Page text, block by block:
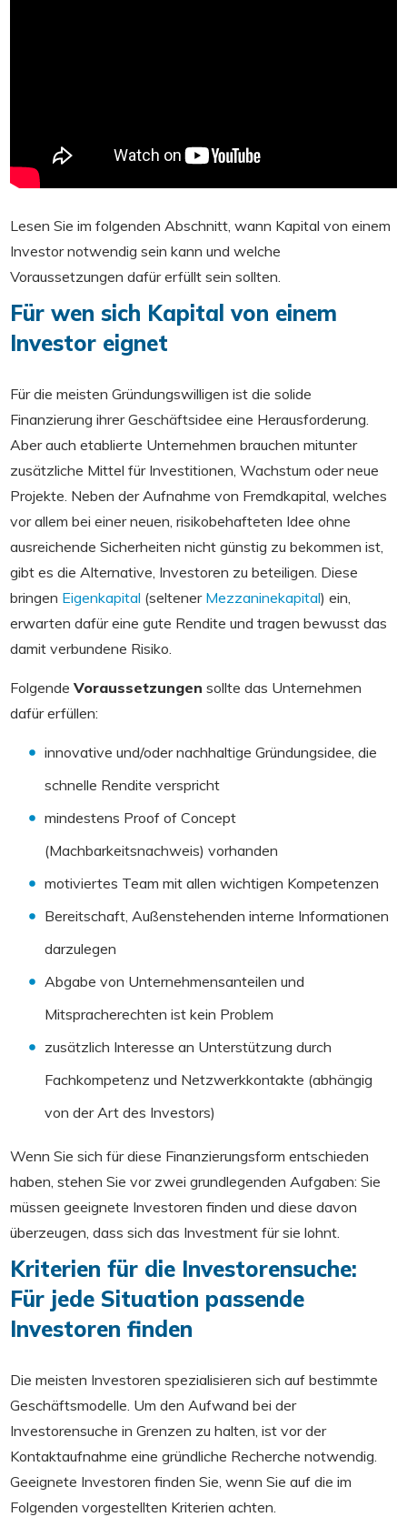
Lesen Sie im folgenden Abschnitt, wann Kapital von einem
Investor notwendig sein kann und welche
Voraussetzungen dafür erfüllt sein sollten.
Für wen sich Kapital von einem
Investor eignet
Für die meisten Gründungswilligen ist die solide
Finanzierung ihrer Geschäftsidee eine Herausforderung.
Aber auch etablierte Unternehmen brauchen mitunter
zusätzliche Mittel für Investitionen, Wachstum oder neue
Projekte. Neben der Aufnahme von Fremdkapital, welches
vor allem bei einer neuen, risikobehafteten Idee ohne
ausreichende Sicherheiten nicht günstig zu bekommen ist,
gibt es die Alternative, Investoren zu beteiligen. Diese
bringen Eigenkapital (seltener Mezzaninekapital) ein,
erwarten dafür eine gute Rendite und tragen bewusst das
damit verbundene Risiko.
Folgende Voraussetzungen sollte das Unternehmen
dafür erfüllen:
innovative und/oder nachhaltige Gründungsidee, die
schnelle Rendite verspricht
mindestens Proof of Concept
(Machbarkeitsnachweis) vorhanden
motiviertes Team mit allen wichtigen Kompetenzen
Bereitschaft, Außenstehenden interne Informationen
darzulegen
Abgabe von Unternehmensanteilen und
Mitspracherechten ist kein Problem
zusätzlich Interesse an Unterstützung durch
Fachkompetenz und Netzwerkkontakte (abhängig
von der Art des Investors)
Wenn Sie sich für diese Finanzierungsform entschieden
haben, stehen Sie vor zwei grundlegenden Aufgaben: Sie
müssen geeignete Investoren finden und diese davon
überzeugen, dass sich das Investment für sie lohnt.
Kriterien für die Investorensuche:
Für jede Situation passende
Investoren finden
Die meisten Investoren spezialisieren sich auf bestimmte
Geschäftsmodelle. Um den Aufwand bei der
Investorensuche in Grenzen zu halten, ist vor der
Kontaktaufnahme eine gründliche Recherche notwendig.
Geeignete Investoren finden Sie, wenn Sie auf die im
Folgenden vorgestellten Kriterien achten.